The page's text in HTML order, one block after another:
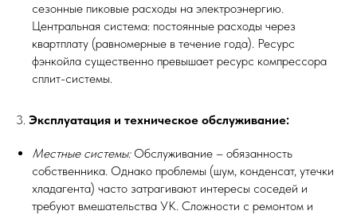
сезонные пиковые расходы на электроэнергию.
Центральная система: постоянные расходы через
квартплату (равномерные в течение года). Ресурс
фэнкойла существенно превышает ресурс компрессора
сплит-системы.
3. Эксплуатация и техническое обслуживание:
Местные системы:Обслуживание – обязанность
собственника. Однако проблемы (шум, конденсат, утечки
хладагента) часто затрагивают интересы соседей и
требуют вмешательства УК. Сложности с ремонтом и